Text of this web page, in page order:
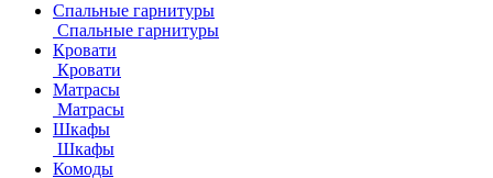
Спальные гарнитуры
Спальные гарнитуры
Кровати
Кровати
Матрасы
Матрасы
Шкафы
Шкафы
Комоды